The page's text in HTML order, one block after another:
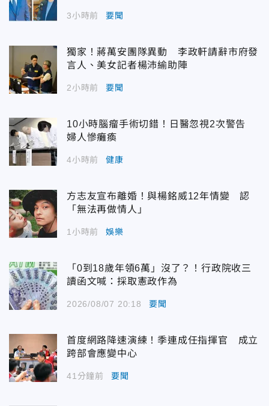
3小時前 要聞
獨家！蔣萬安團隊異動 李政軒請辭市府發
言人、美女記者楊沛緰助陣
2小時前 要聞
10小時腦瘤手術切錯！日醫忽視2次警告
婦人慘癱瘓
4小時前 健康
方志友宣布離婚！與楊銘威12年情變 認
「無法再做情人」
1小時前 娛樂
「0到18歲年領6萬」沒了？！行政院收三
讀函文喊：採取憲政作為
2026/08/07 20:18 要聞
首度網路降速演練！季連成任指揮官 成立
跨部會應變中心
41分鐘前 要聞